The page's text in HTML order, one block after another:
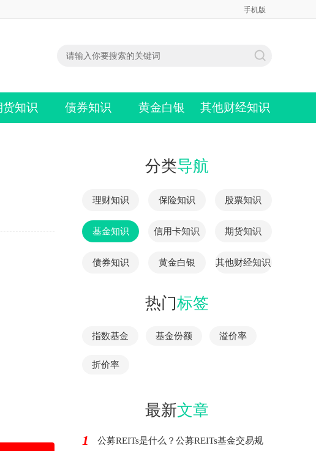
手机版
货知识 债券知识 黄金白银 其他财经知识
分类导航
理财知识 保险知识 股票知识
基金知识 信用卡知识 期货知识
债券知识 黄金白银 其他财经知识
热门标签
指数基金 基金份额 溢价率
折价率
最新文章
1
公募REITs是什么？公募REITs基金交易规